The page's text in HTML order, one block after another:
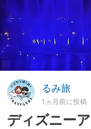
るみ旅
1ヵ月前に投稿
ディズニー